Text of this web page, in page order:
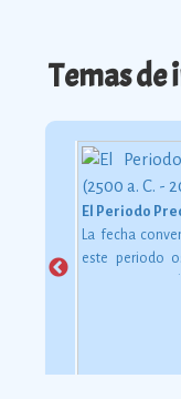
Temas de
El Periodo
La fecha
este periodo